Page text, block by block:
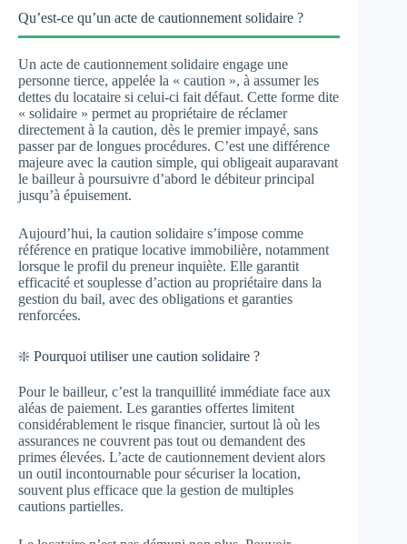
Qu’est-ce qu’un acte de cautionnement solidaire ?
Un acte de cautionnement solidaire engage une
personne tierce, appelée la « caution », à assumer les
dettes du locataire si celui-ci fait défaut. Cette forme dite
« solidaire » permet au propriétaire de réclamer
directement à la caution, dès le premier impayé, sans
passer par de longues procédures. C’est une différence
majeure avec la caution simple, qui obligeait auparavant
le bailleur à poursuivre d’abord le débiteur principal
jusqu’à épuisement.
Aujourd’hui, la caution solidaire s’impose comme
référence en pratique locative immobilière, notamment
lorsque le profil du preneur inquiète. Elle garantit
efficacité et souplesse d’action au propriétaire dans la
gestion du bail, avec des obligations et garanties
renforcées.
❇️ Pourquoi utiliser une caution solidaire ?
Pour le bailleur, c’est la tranquillité immédiate face aux
aléas de paiement. Les garanties offertes limitent
considérablement le risque financier, surtout là où les
assurances ne couvrent pas tout ou demandent des
primes élevées. L’acte de cautionnement devient alors
un outil incontournable pour sécuriser la location,
souvent plus efficace que la gestion de multiples
cautions partielles.